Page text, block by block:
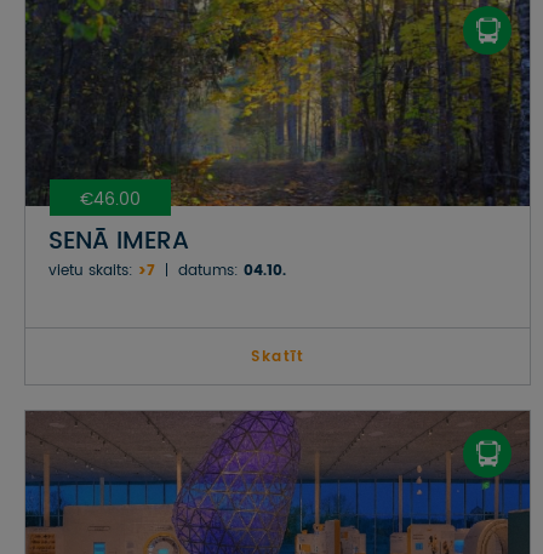
€46.00
SENĀ IMERA
vietu skaits: >7 datums: 04.10.
Skatīt